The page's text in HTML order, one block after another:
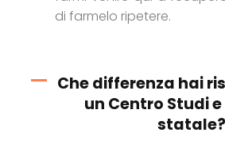
di farmelo ripetere.
Che differenza hai
un Centro Studi
statale?